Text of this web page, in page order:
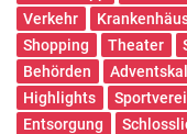
Verkehr
Shopping
Theater
Behörden
Highlights
Entsorgung